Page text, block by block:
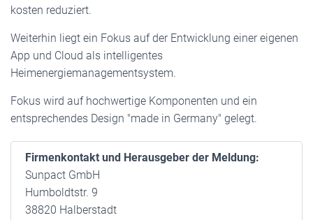
kosten reduziert.
Weiterhin liegt ein Fokus auf der Entwicklung einer eigenen
App und Cloud als intelligentes
Heimenergiemanagementsystem.
Fokus wird auf hochwertige Komponenten und ein
entsprechendes Design "made in Germany" gelegt.
Firmenkontakt und Herausgeber der Meldung:
Sunpact GmbH
Humboldtstr. 9
38820 Halberstadt